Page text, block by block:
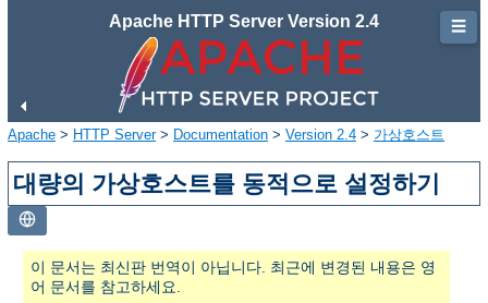
Apache HTTP Server Version 2.4
Apache > HTTP Server> Documentation > Version 2.4 > 가상호스트
대량의 가상호스트를 동적으로 설정하기
이 문서는 최신판 번역이 아닙니다. 최근에 변경된 내용은 영
어 문서를 참고하세요.
☰